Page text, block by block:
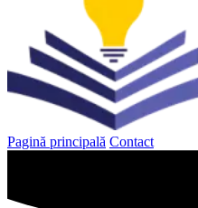
Pagină principală Contact